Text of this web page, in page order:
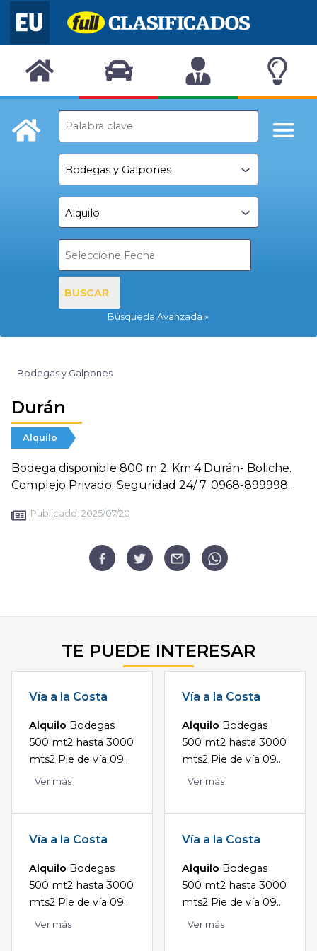
BUSCAR
Búsqueda Avanzada
Bodegas y Galpones
Durán
Alquilo
Bodega disponible 800 m 2. Km 4 Durán- Boliche.
Complejo Privado. Seguridad 24/ 7. 0968-899998.
Publicado: 2025/07/20
TE PUEDE INTERESAR
Vía a la Costa
Alquilo Bodegas
500 mt2 hasta 3000
mts2 Pie de vía 09...
Ver más
Vía a la Costa
Alquilo Bodegas
500 mt2 hasta 3000
mts2 Pie de vía 09...
Ver más
Vía a la Costa
Alquilo Bodegas
500 mt2 hasta 3000
mts2 Pie de vía 09...
Ver más
Vía a la Costa
Alquilo Bodegas
500 mt2 hasta 3000
mts2 Pie de vía 09...
Ver más